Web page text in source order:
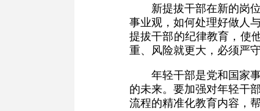
新提拔干部在新的岗
事业观，如何处理好做人
提拔干部的纪律教育，使
重、风险就更大，必须严
年轻干部是党和国家
的未来。要加强对年轻干
流程的精准化教育内容，